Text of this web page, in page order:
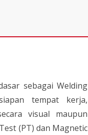
sebagai Welding
tempat kerja,
visual maupun
(PT) dan Magnetic